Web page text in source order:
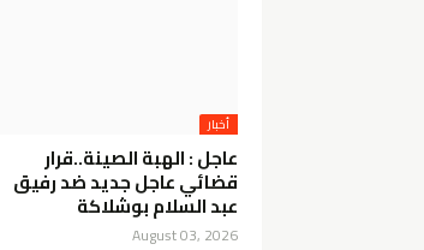
أخبار
عاجل : الهبة الصينة..قرار
قضائي عاجل جديد ضد رفيق
عبد السلام بوشلاكة
August 03, 2026